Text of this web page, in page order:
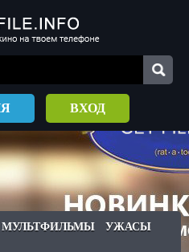
ВХОД
МУЛЬТФИЛЬМЫ УЖАСЫ